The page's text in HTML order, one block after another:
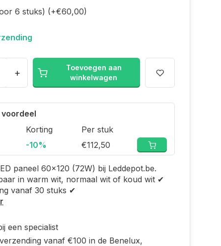
6 stuks) (+€60,00)
+
Toevoegen aan
winkelwagen
Korting
Per stuk
-10% €112,50
paneel 60x120 (72W) bij Leddepot.be.
in warm wit, normaal wit of koud wit ✔
vanaf 30 stuks ✔
een specialist
vanaf €100 in de Benelux,